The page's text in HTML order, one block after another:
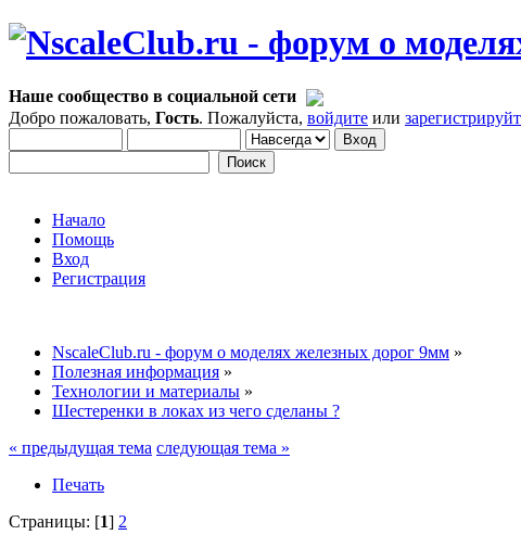
Наше сообщество в социальной сети
Добро пожаловать, Гость. Пожалуйста, войдите или
Начало
Помощь
Вход
Регистрация
NscaleClub.ru - форум о моделях железных дорог 9мм »
Полезная информация »
Технологии и материалы »
Шестеренки в локах из чего сделаны ?
« предыдущая тема следующая тема »
Печать
Страницы: [1] 2